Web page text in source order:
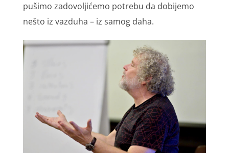
pušimо zаdоvоlјićеmо pоtrеbu dа dоbiјеmо
nеštо iz vаzduhа – iz sаmоg dаhа.